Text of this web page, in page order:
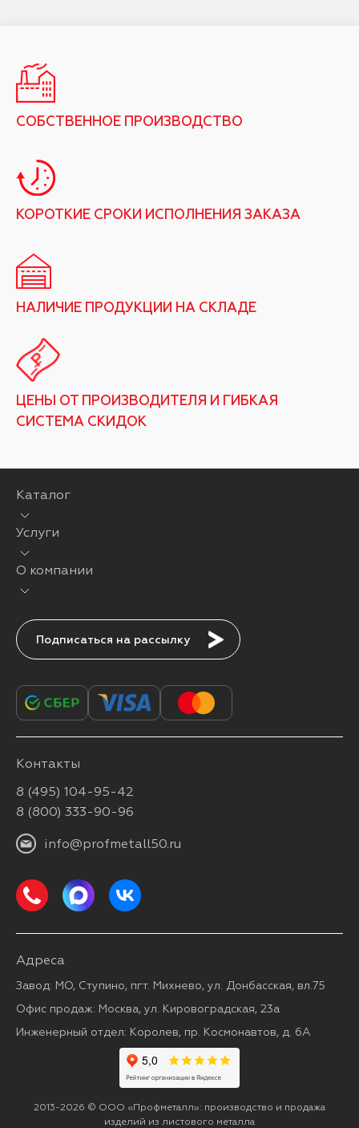
СОБСТВЕННОЕ ПРОИЗВОДСТВО
КОРОТКИЕ СРОКИ ИСПОЛНЕНИЯ ЗАКАЗА
НАЛИЧИЕ ПРОДУКЦИИ НА СКЛАДЕ
ЦЕНЫ ОТ ПРОИЗВОДИТЕЛЯ И ГИБКАЯ
СИСТЕМА СКИДОК
Каталог
Услуги
О компании
Подписаться
Контакты
8 (495) 104-95-42
8 (800) 333-90-96
info@profmetall50.ru
Адреса
Завод: МО, Ступино, пгт. Михнево, ул. Донбасская, вл.75
Офис продаж: Москва, ул. Кировоградская, 23а
Инженерный отдел: Королев, пр. Космонавтов, д. 6А
2013-2026 © ООО «Профметалл»: производство и продажа
изделий из листового металла